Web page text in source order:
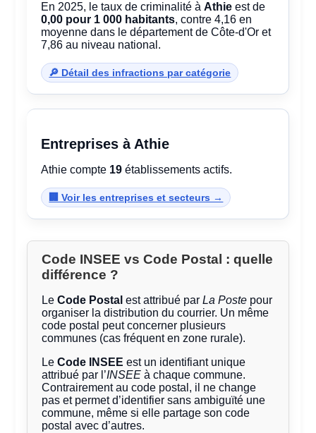
En 2025, le taux de criminalité àAthie est de
0,00 pour 1 000 habitants, contre 4,16 en
moyenne dans le département de Côte-d'Or et
7,86 au niveau national.
🔎 Détail des infractions par catégorie
Entreprises à Athie
Athie compte 19 établissements actifs.
🏢 Voir les entreprises et secteurs →
Code INSEE vs Code Postal : quelle
différence ?
LeCode Postal est attribué parLa Poste pour
organiser la distribution du courrier. Un même
code postal peut concerner plusieurs
communes (cas fréquent en zone rurale).
LeCode INSEE est un identifiant unique
attribué par l’INSEE à chaque commune.
Contrairement au code postal, il ne change
pas et permet d’identifier sans ambiguïté une
commune, même si elle partage son code
postal avec d’autres.